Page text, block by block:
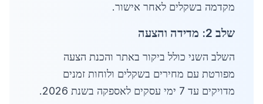
מקדמה בשקלים לאחר אישור.
שלב 2: מדידה והצעה
השלב השני כולל ביקור באתר והכנת הצעה
מפורטת עם מחירים בשקלים ולוחות זמנים
מדויקים עד 7 ימי עסקים לאספקה בשנת 2026.